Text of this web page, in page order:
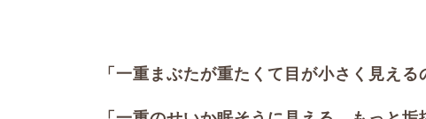
「一重まぶたが重たくて目が小さく見える